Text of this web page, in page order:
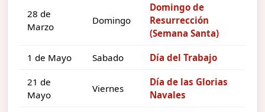
28 de
Marzo
Domingo
Domingo de
Resurrección
(Semana Santa)
1 de Mayo Sabado Día del Trabajo
21 de
Mayo
Viernes
Día de las Glorias
Navales